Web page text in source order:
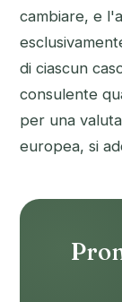
cambiare, e
di ciascun
consulente
per una
europea, si